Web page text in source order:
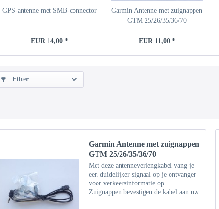
GPS-antenne met SMB-connector
EUR 14,00 *
Garmin Antenne met zuignappen
GTM 25/26/35/36/70
EUR 11,00 *
Filter
Garmin Antenne met zuignappen
GTM 25/26/35/36/70
Met deze antenneverlengkabel vang je
een duidelijker signaal op je ontvanger
voor verkeersinformatie op.
Zuignappen bevestigen de kabel aan uw